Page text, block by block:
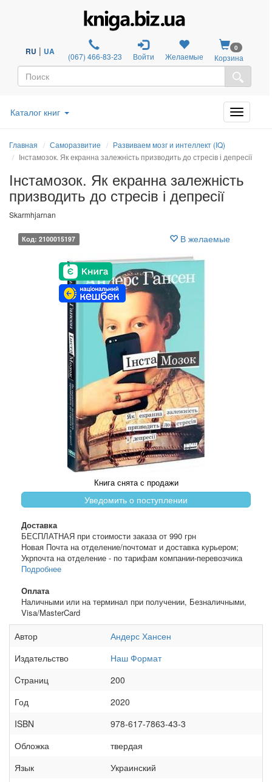
RU | UA (067) 466-83-23 Войти Желаемые
0
Корзина
Каталог книг
Главная Саморазвитие
Развиваем мозг и интеллект (IQ)
Інстамозок. Як екранна залежність призводить до стресів і депресії
Інстамозок. Як екранна залежність
призводить до стресів і депресії
Skаrmhjаrnan
Код: 2100015197 В желаемые
Книга снята с продажи
Уведомить о поступлении
Доставка
БЕСПЛАТНАЯ при стоимости заказа от 990 грн
Новая Почта на отделение/почтомат и доставка курьером;
Укрпочта на отделение - по тарифам компании-перевозчика
Подробнее
Оплата
Наличными или на терминал при получении, Безналичными,
Visa/MasterCard
Автор
Андерс Хансен
Издательство
Наш Формат
Cтраниц
200
Год
2020
ISBN
978-617-7863-43-3
Обложка
твердая
Язык
Украинский